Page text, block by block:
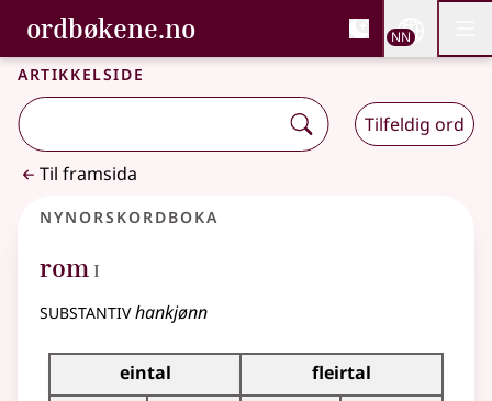
Gå til hovudinnhald
Tilgjenge
ordbøkene.no, Bokmålsordboka og
Bokmålsordboka og Nynorskordboka
NN
Artikkelside
Tilfeldig ord
Til framsida
Nynorskordboka
rom 1
I
substantivhankjønn
Bøyningstabell for dette substantivet
eintal
fleirtal